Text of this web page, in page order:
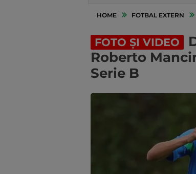
HOME FOTBAL EXTERN
FOTO ȘI VIDEO
Roberto
Serie B